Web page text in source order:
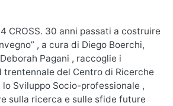
CROSS. 30 anni passati a costruire
, a cura di Diego Boerchi,
Pagani , raccoglie i
del Centro di Ricerche
lo Sviluppo Socio-professionale ,
sulla ricerca e sulle sfide future